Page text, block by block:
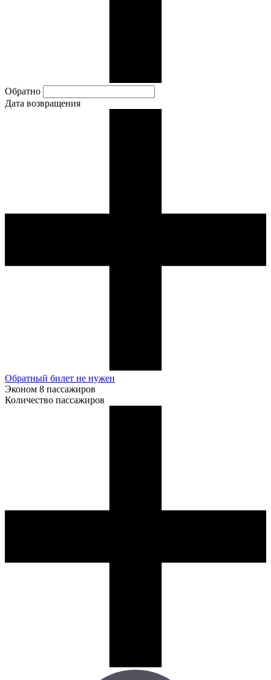
Обратно
Дата возвращения
Обратный билет не нужен
Эконом 8 пассажиров
Количество пассажиров